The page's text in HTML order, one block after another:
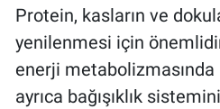
Protein, kasların ve
yenilenmesi için
enerji
ayrıca bağışıklık